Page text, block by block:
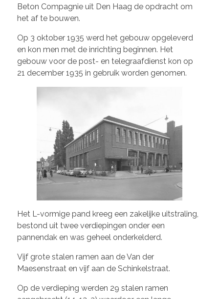
Beton Compagnie uit Den Haag de opdracht om
het af te bouwen.
Op 3 oktober 1935 werd het gebouw opgeleverd
en kon men met de inrichting beginnen. Het
gebouw voor de post- en telegraafdienst kon op
21 december 1935 in gebruik worden genomen.
Het L-vormige pand kreeg een zakelijke uitstraling,
bestond uit twee verdiepingen onder een
pannendak en was geheel onderkelderd.
Vijf grote stalen ramen aan de Van der
Maesenstraat en vijf aan de Schinkelstraat.
Op de verdieping werden 29 stalen ramen